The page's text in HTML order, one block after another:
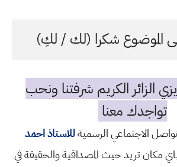
الموضوع شكرا (لك / لكِ)
الزائر الكريم شرفتنا ونحب
تواجدك معنا
الاجتماعي الرسميةللاستاذ احمد
باي مكان تريد حيث المصداقية والحقيقة في